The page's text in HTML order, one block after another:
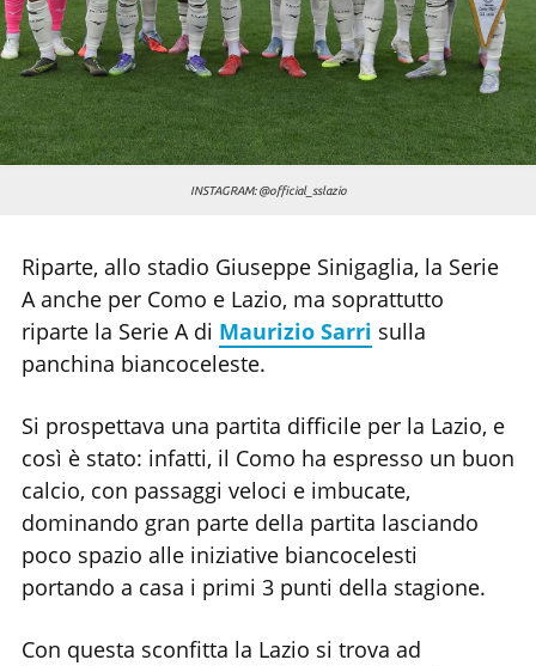
INSTAGRAM: @official_sslazio
Riparte, allo stadio Giuseppe Sinigaglia, la Serie
A anche per Como e Lazio, ma soprattutto
riparte la Serie A di Maurizio Sarri sulla
panchina biancoceleste.
Si prospettava una partita difficile per la Lazio, e
così è stato: infatti, il Como ha espresso un buon
calcio, con passaggi veloci e imbucate,
dominando gran parte della partita lasciando
poco spazio alle iniziative biancocelesti
portando a casa i primi 3 punti della stagione.
Con questa sconfitta la Lazio si trova ad